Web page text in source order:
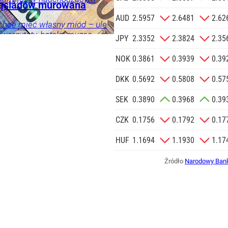
SIĘAndrzeja Dudy.
murowana
mieć własny miód – ule
hotele, muzea,
AUD 2.5957 2.6481
JPY 2.3352 2.3824
NOK 0.3861 0.3939
DKK 0.5692 0.5808
SEK 0.3890 0.3968
CZK 0.1756 0.1792
HUF 1.1694 1.1930
Źródło Narodowy